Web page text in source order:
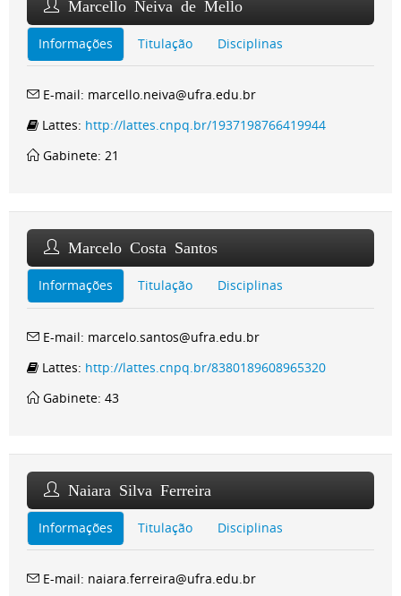
Marcello Neiva de Mello
Informações Titulação Disciplinas
E-mail: marcello.neiva@ufra.edu.br
Lattes: http://lattes.cnpq.br/1937198766419944
Gabinete: 21
Marcelo Costa Santos
Informações Titulação Disciplinas
E-mail: marcelo.santos@ufra.edu.br
Lattes: http://lattes.cnpq.br/8380189608965320
Gabinete: 43
Naiara Silva Ferreira
Informações Titulação Disciplinas
E-mail: naiara.ferreira@ufra.edu.br